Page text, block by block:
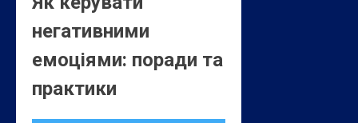
негативними
емоціями: поради та
практики